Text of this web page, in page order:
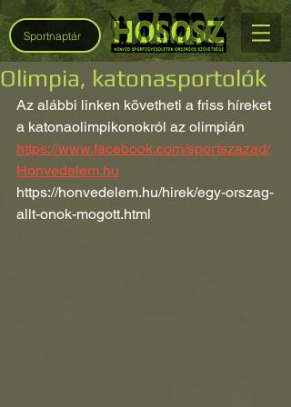
Sportnaptár
Olimpia, katonasportolók
Az alábbi linken követheti a friss híreket
a katonaolimpikonokról az olimpián
https://www.facebook.com/sportszazad/
Honvedelem.hu
https://honvedelem.hu/hirek/egy-orszag-
allt-onok-mogott.html